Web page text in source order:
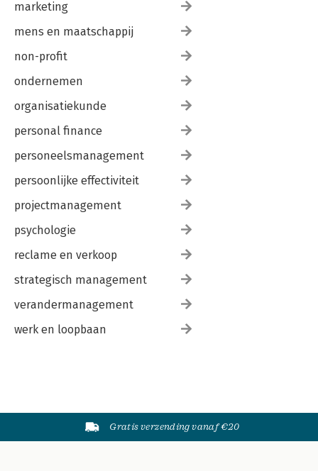
marketing
mens en maatschappij
non-profit
ondernemen
organisatiekunde
personal finance
personeelsmanagement
persoonlijke effectiviteit
projectmanagement
psychologie
reclame en verkoop
strategisch management
verandermanagement
werk en loopbaan
Gratis verzending vanaf €20